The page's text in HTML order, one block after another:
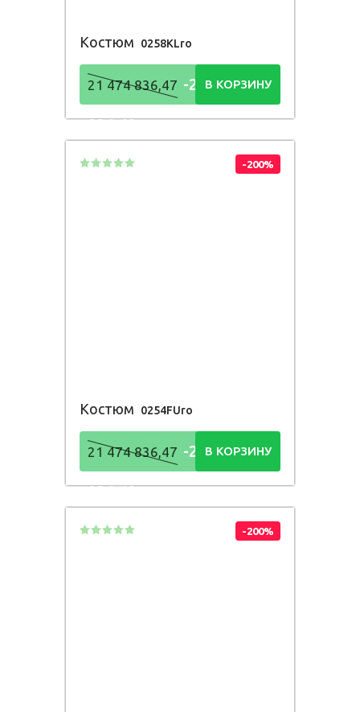
Костюм 0258KLro
21 474 836,47 -21 474
836,48Р
В КОРЗИНУ
-200%
Костюм 0254FUro
21 474 836,47 -21 474
836,48Р
В КОРЗИНУ
-200%